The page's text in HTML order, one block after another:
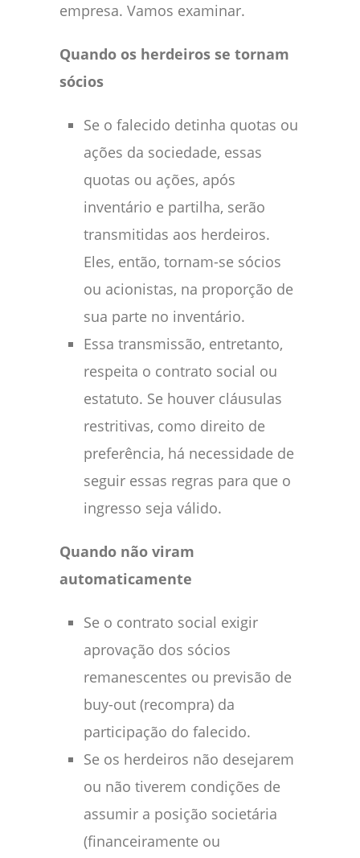
empresa. Vamos examinar.
Quando os herdeiros se tornam
sócios
Se o falecido detinha quotas ou
ações da sociedade, essas
quotas ou ações, após
inventário e partilha, serão
transmitidas aos herdeiros.
Eles, então, tornam-se sócios
ou acionistas, na proporção de
sua parte no inventário.
Essa transmissão, entretanto,
respeita o contrato social ou
estatuto. Se houver cláusulas
restritivas, como direito de
preferência, há necessidade de
seguir essas regras para que o
ingresso seja válido.
Quando não viram
automaticamente
Se o contrato social exigir
aprovação dos sócios
remanescentes ou previsão de
buy-out (recompra) da
participação do falecido.
Se os herdeiros não desejarem
ou não tiverem condições de
assumir a posição societária
(financeiramente ou